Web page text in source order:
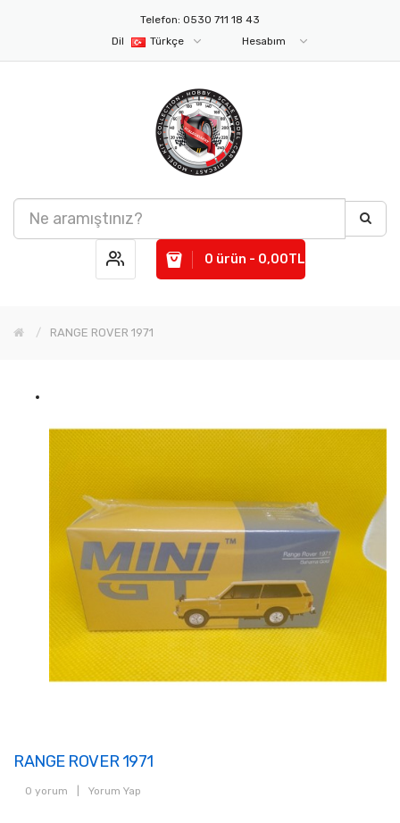
Telefon: 0530 711 18 43
Dil
Türkçe Hesabım
0 ürün - 0,00TL
RANGE ROVER 1971
RANGE ROVER 1971
0 yorum Yorum Yap